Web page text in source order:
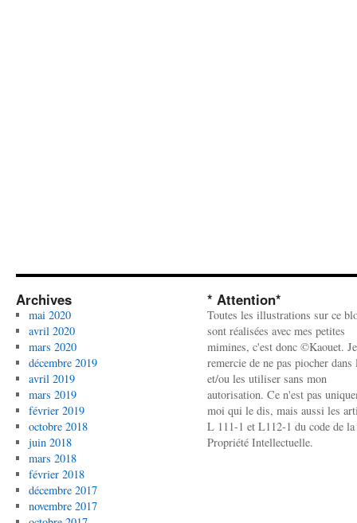
Archives
mai 2020
avril 2020
mars 2020
décembre 2019
avril 2019
mars 2019
février 2019
octobre 2018
juin 2018
mars 2018
février 2018
décembre 2017
novembre 2017
* Attention*
Toutes les illustrations sur ce
sont réalisées avec mes petites
mimines, c'est donc ©Kaouet.
remercie de ne pas piocher dans
et/ou les utiliser sans mon
autorisation. Ce n'est pas
moi qui le dis, mais aussi les
L 111-1 et L112-1 du code de la
Propriété Intellectuelle.